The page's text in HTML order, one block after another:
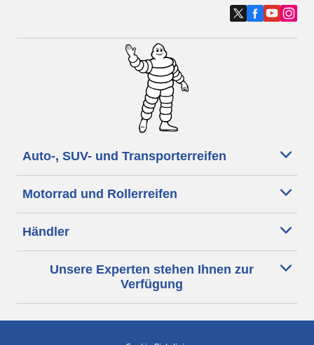
Auto-, SUV- und Transporterreifen
Motorrad und Rollerreifen
Händler
Unsere Experten stehen Ihnen zur
Verfügung